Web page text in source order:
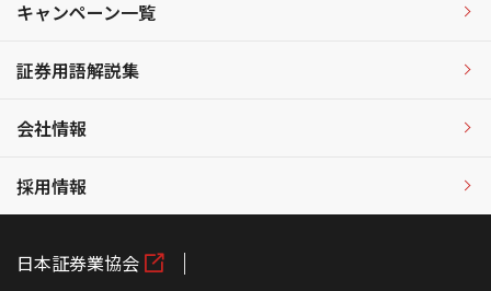
キャンペーン一覧
証券用語解説集
会社情報
採用情報
日本証券業協会